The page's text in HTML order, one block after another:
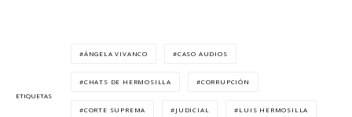
ETIQUETAS
ÁNGELA VIVANCO CASO AUDIOS
CHATS DE HERMOSILLA CORRUPCIÓN
CORTE SUPREMA JUDICIAL LUIS HERMOSILLA